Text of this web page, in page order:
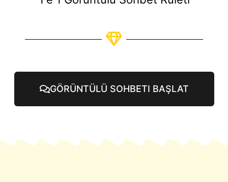
GÖRÜNTÜLÜ SOHBETI BAŞLAT